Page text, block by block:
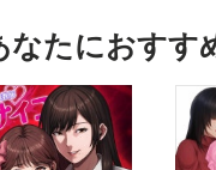
なたにおすす